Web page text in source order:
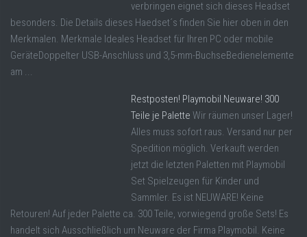
verbringen eignet sich dieses Headset
besonders. Die Details dieses Haedset´s finden Sie hier oben in den
Merkmalen. Merkmale Ideales Headset für Ihren PC oder mobile
GeräteDoppelter USB-Anschluss und 3,5-mm-BuchseBedienelemente
am ...
Restposten! Playmobil Neuware! 300
Teile je Palette Wir räumen unser Lager!
Alles muss sofort raus. Versand nur per
Spedition möglich. Verkauft werden
jetzt die letzten Paletten mit Playmobil
Set Spielzeugen für Kinder und
Sammler. Es ist NEUWARE! Keine
Retouren! Auf jeder Palette ca. 300 Teile, vorwiegend große Sets! Es
handelt sich Ausschließlich um Neuware der Firma Playmobil. Keine